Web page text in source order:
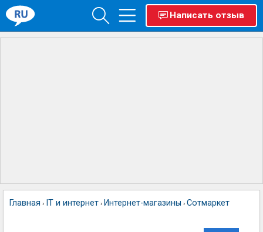
Написать отзыв
Главная › IT и интернет › Интернет-магазины › Сотмаркет